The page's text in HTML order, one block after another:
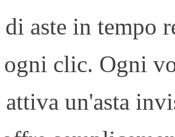
aste in tempo
clic. Ogni
attiva un'asta